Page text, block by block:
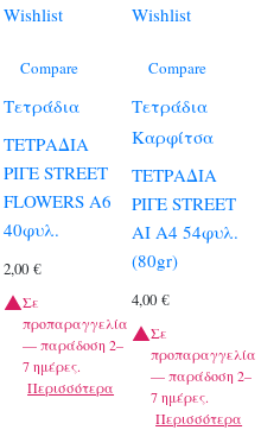
Wishlist
Compare
Τετράδια
ΤΕΤΡΑΔΙΑ
ΡΙΓΕ STREET
FLOWERS Α6
40φυλ.
2,00€
Σε
προπαραγγελία
— παράδοση 2–
7 ημέρες.
Περισσότερα
Wishlist
Compare
Τετράδια
Καρφίτσα
ΤΕΤΡΑΔΙΑ
ΡΙΓΕ STREET
AI A4 54φυλ.
(80gr)
4,00€
Σε
προπαραγγελία
— παράδοση 2–
7 ημέρες.
Περισσότερα